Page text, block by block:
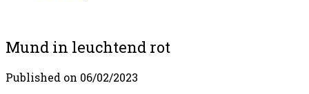
Mund in leuchtend rot
Published on 06/02/2023